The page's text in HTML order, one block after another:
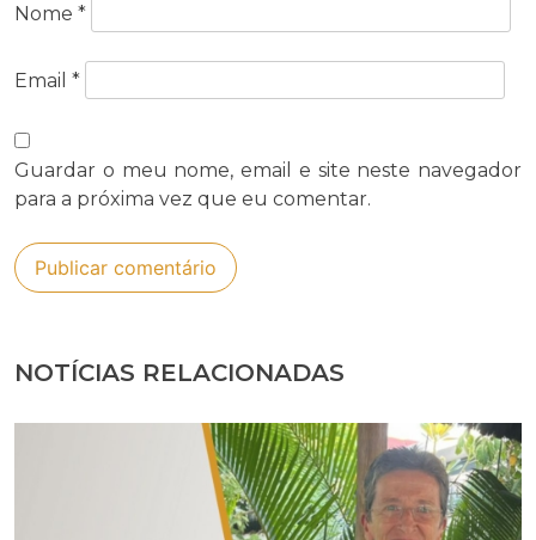
Nome *
Email *
Guardar o meu nome, email e site neste navegador
para a próxima vez que eu comentar.
NOTÍCIAS RELACIONADAS